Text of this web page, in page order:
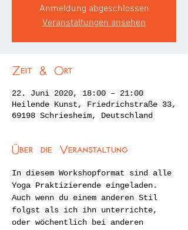
Anmeldung abgeschlossen
Veranstaltungen ansehen
Zeit & Ort
22. Juni 2020, 18:00 – 21:00
Heilende Kunst, Friedrichstraße 33,
69198 Schriesheim, Deutschland
Über die Veranstaltung
In diesem Workshopformat sind alle
Yoga Praktizierende eingeladen.
Auch wenn du einem anderen Stil
folgst als ich ihn unterrichte,
oder wöchentlich bei anderen